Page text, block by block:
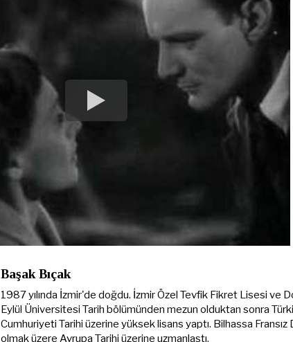
Başak Bıçak
1987 yılında İzmir'de doğdu. İzmir Özel Tevfik Fikret Lisesi ve
Eylül Üniversitesi Tarih bölümünden mezun olduktan sonra
Cumhuriyeti Tarihi üzerine yüksek lisans yaptı. Bilhassa Fransız
olmak üzere Avrupa Tarihi üzerine uzmanlaştı.